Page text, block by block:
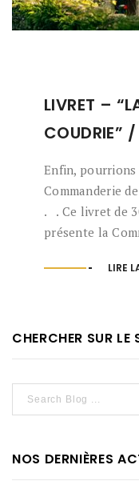
LIVRET –
COUDRIE”
Enfin,
Commanderie
. . Ce livret de
présente la
LIRE
CHERCHER SUR LE
NOS DERNIÈRES